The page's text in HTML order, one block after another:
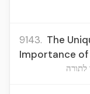
9143. The
Importance of
לתורה